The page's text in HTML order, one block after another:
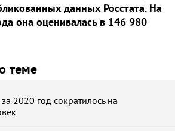
данных Росстата. На
она оценивалась в 146 980
теме
2020 год сократилось на